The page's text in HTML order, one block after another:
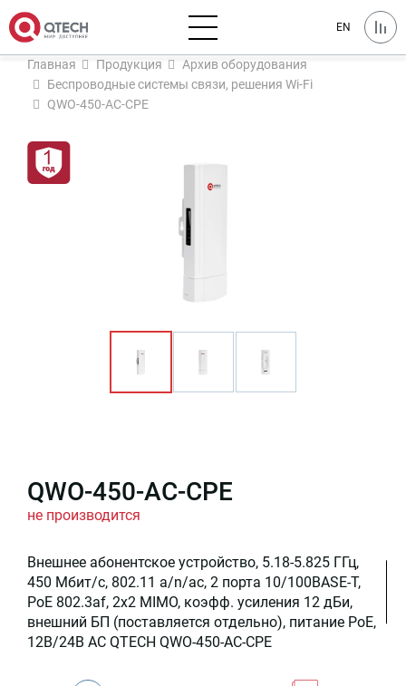
EN
Главная Продукция
Архив оборудования
Беспроводные системы связи, решения Wi-Fi
QWO-450-AC-CPE
QWO-450-AC-CPE
не производится
Внешнее абонентское устройство, 5.18-5.825 ГГц,
450 Мбит/c, 802.11 a/n/ac, 2 порта 10/100BASE-T,
PoE 802.3af, 2x2 MIMO, коэфф. усиления 12 дБи,
внешний БП (поставляется отдельно), питание PoE,
12В/24В AC QTECH QWO-450-AC-CPE